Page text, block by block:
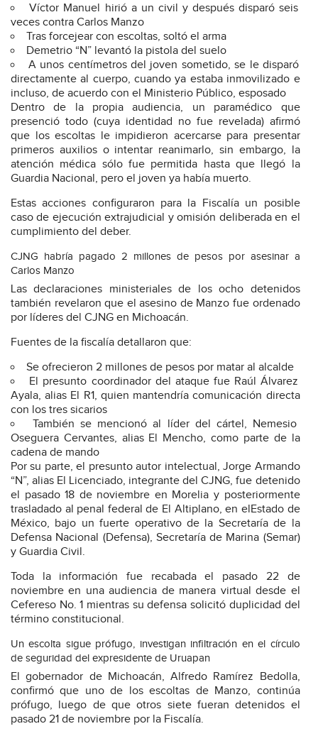
Víctor Manuel hirió a un civil y después disparó seis
veces contra Carlos Manzo
Tras forcejear con escoltas, soltó el arma
Demetrio “N” levantó la pistola del suelo
A unos centímetros del joven sometido, se le disparó
directamente al cuerpo, cuando ya estaba inmovilizado e
incluso, de acuerdo con el Ministerio Público, esposado
Dentro de la propia audiencia, un paramédico que
presenció todo (cuya identidad no fue revelada) afirmó
que los escoltas le impidieron acercarse para presentar
primeros auxilios o intentar reanimarlo, sin embargo, la
atención médica sólo fue permitida hasta que llegó la
Guardia Nacional, pero el joven ya había muerto.
Estas acciones configuraron para la Fiscalía un posible
caso de ejecución extrajudicial y omisión deliberada en el
cumplimiento del deber.
CJNG habría pagado 2 millones de pesos por asesinar a
Carlos Manzo
Las declaraciones ministeriales de los ocho detenidos
también revelaron que el asesino de Manzo fue ordenado
por líderes del CJNG en Michoacán.
Fuentes de la fiscalía detallaron que:
Se ofrecieron 2 millones de pesos por matar al alcalde
El presunto coordinador del ataque fue Raúl Álvarez
Ayala, alias El R1, quien mantendría comunicación directa
con los tres sicarios
También se mencionó al líder del cártel, Nemesio
Oseguera Cervantes, alias El Mencho, como parte de la
cadena de mando
Por su parte, el presunto autor intelectual, Jorge Armando
“N”, alias El Licenciado, integrante del CJNG, fue detenido
el pasado 18 de noviembre en Morelia y posteriormente
trasladado al penal federal de El Altiplano, en elEstado de
México, bajo un fuerte operativo de la Secretaría de la
Defensa Nacional (Defensa), Secretaría de Marina (Semar)
y Guardia Civil.
Toda la información fue recabada el pasado 22 de
noviembre en una audiencia de manera virtual desde el
Cefereso No. 1 mientras su defensa solicitó duplicidad del
término constitucional.
Un escolta sigue prófugo, investigan infiltración en el círculo
de seguridad del expresidente de Uruapan
El gobernador de Michoacán, Alfredo Ramírez Bedolla,
confirmó que uno de los escoltas de Manzo, continúa
prófugo, luego de que otros siete fueran detenidos el
pasado 21 de noviembre por la Fiscalía.